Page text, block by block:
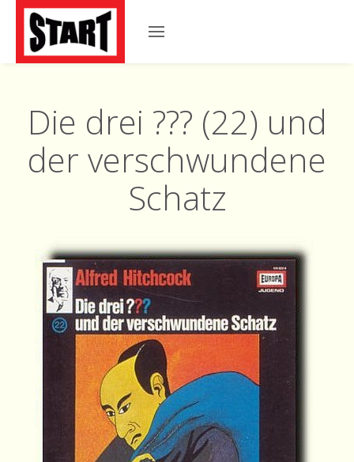
Die drei ??? (22) und
der verschwundene
Schatz